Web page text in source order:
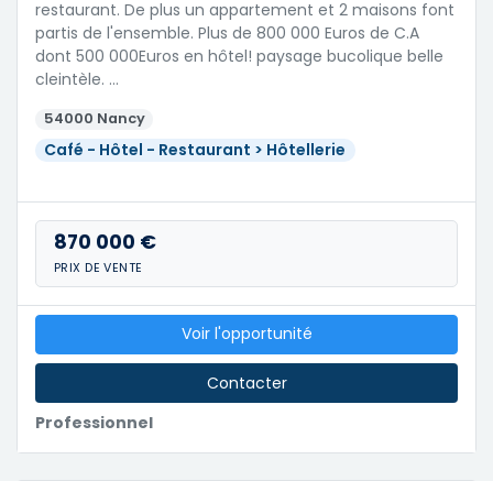
restaurant. De plus un appartement et 2 maisons font
partis de l'ensemble. Plus de 800 000 Euros de C.A
dont 500 000Euros en hôtel! paysage bucolique belle
cleintèle. …
54000 Nancy
Café - Hôtel - Restaurant > Hôtellerie
870 000 €
PRIX DE VENTE
Professionnel
Voir l'opportunité
Contacter